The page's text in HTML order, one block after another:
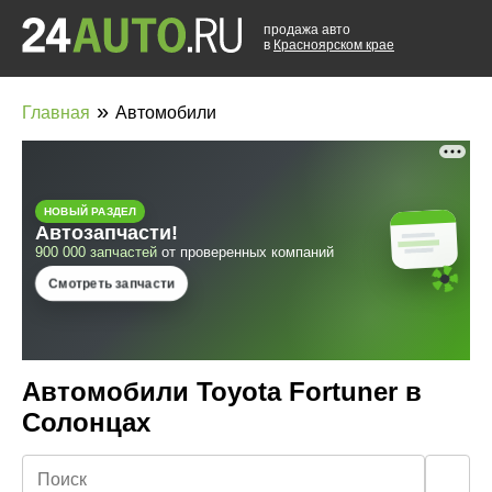
продажа авто
в Красноярском крае
Главная » Автомобили
Автомобили Toyota Fortuner в
Солонцах